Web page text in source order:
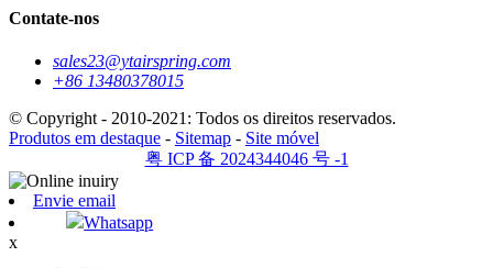
Contate-nos
sales23@ytairspring.com
+86 13480378015
© Copyright - 2010-2021: Todos os direitos reservados.
Produtos em destaque - Sitemap - Site móvel
粤 ICP 备 2024344046 号 -1
Envie email
Whatsapp
x